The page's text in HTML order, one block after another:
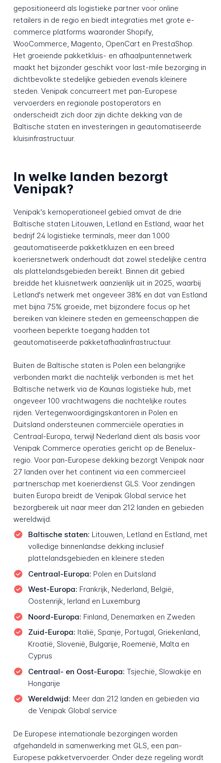
gepositioneerd als logistieke partner voor online
retailers in de regio en biedt integraties met grote e-
commerce platforms waaronder Shopify,
WooCommerce, Magento, OpenCart en PrestaShop.
Het groeiende pakketkluis- en afhaalpuntennetwerk
maakt het bijzonder geschikt voor last-mile bezorging in
dichtbevolkte stedelijke gebieden evenals kleinere
steden. Venipak concurreert met pan-Europese
vervoerders en regionale postoperators en
onderscheidt zich door zijn dichte dekking van de
Baltische staten en investeringen in geautomatiseerde
kluisinfrastructuur.
In welke landen bezorgt
Venipak?
Venipak's kernoperationeel gebied omvat de drie
Baltische staten Litouwen, Letland en Estland, waar het
bedrijf 24 logistieke terminals, meer dan 1.000
geautomatiseerde pakketkluizen en een breed
koeriersnetwerk onderhoudt dat zowel stedelijke centra
als plattelandsgebieden bereikt. Binnen dit gebied
breidde het kluisnetwerk aanzienlijk uit in 2025, waarbij
Letland's netwerk met ongeveer 38% en dat van Estland
met bijna 75% groeide, met bijzondere focus op het
bereiken van kleinere steden en gemeenschappen die
voorheen beperkte toegang hadden tot
geautomatiseerde pakketafhaalinfrastructuur.
Buiten de Baltische staten is Polen een belangrijke
verbonden markt die nachtelijk verbonden is met het
Baltische netwerk via de Kaunas logistieke hub, met
ongeveer 100 vrachtwagens die nachtelijke routes
rijden. Vertegenwoordigingskantoren in Polen en
Duitsland ondersteunen commerciële operaties in
Centraal-Europa, terwijl Nederland dient als basis voor
Venipak Commerce operaties gericht op de Benelux-
regio. Voor pan-Europese dekking bezorgt Venipak naar
27 landen over het continent via een commercieel
partnerschap met koerierdienst GLS. Voor zendingen
buiten Europa breidt de Venipak Global service het
bezorgbereik uit naar meer dan 212 landen en gebieden
wereldwijd.
Baltische staten: Litouwen, Letland en Estland, met
volledige binnenlandse dekking inclusief
plattelandsgebieden en kleinere steden
Centraal-Europa: Polen en Duitsland
West-Europa: Frankrijk, Nederland, België,
Oostenrijk, Ierland en Luxemburg
Noord-Europa: Finland, Denemarken en Zweden
Zuid-Europa: Italië, Spanje, Portugal, Griekenland,
Kroatië, Slovenië, Bulgarije, Roemenië, Malta en
Cyprus
Centraal- en Oost-Europa: Tsjechië, Slowakije en
Hongarije
Wereldwijd: Meer dan 212 landen en gebieden via
de Venipak Global service
De Europese internationale bezorgingen worden
afgehandeld in samenwerking met GLS, een pan-
Europese pakketvervoerder. Onder deze regeling wordt